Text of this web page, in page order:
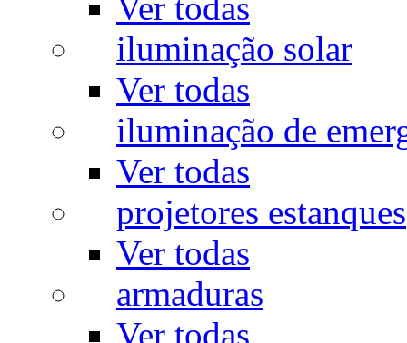
Ver todas
iluminação solar
Ver todas
iluminação de
Ver todas
projetores estanques
Ver todas
armaduras
Ver todas